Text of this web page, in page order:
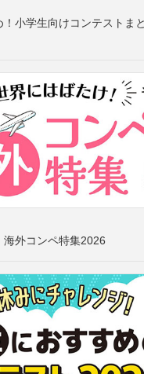
！小学生向けコンテストま
外コンペ特集2026